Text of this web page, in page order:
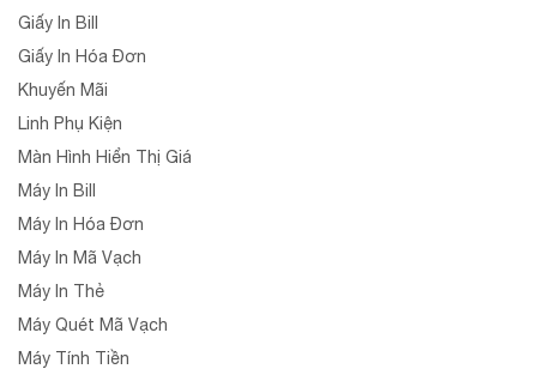
Giấy In Bill
Giấy In Hóa Đơn
Khuyến Mãi
Linh Phụ Kiện
Màn Hình Hiển Thị Giá
Máy In Bill
Máy In Hóa Đơn
Máy In Mã Vạch
Máy In Thẻ
Máy Quét Mã Vạch
Máy Tính Tiền